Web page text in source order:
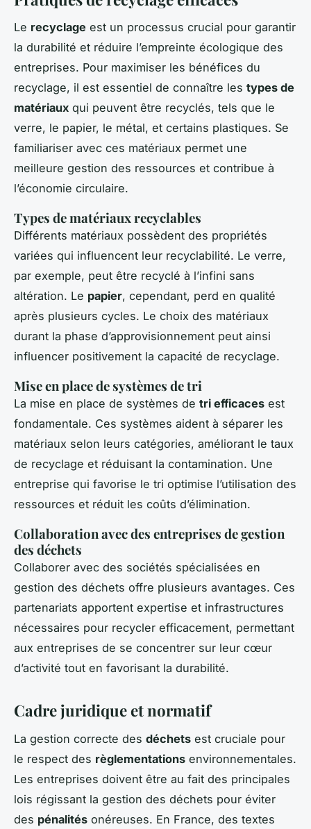
Le recyclage est un processus crucial pour garantir
la durabilité et réduire l’empreinte écologique des
entreprises. Pour maximiser les bénéfices du
recyclage, il est essentiel de connaître les types de
matériaux qui peuvent être recyclés, tels que le
verre, le papier, le métal, et certains plastiques. Se
familiariser avec ces matériaux permet une
meilleure gestion des ressources et contribue à
l’économie circulaire.
Types de matériaux recyclables
Différents matériaux possèdent des propriétés
variées qui influencent leur recyclabilité. Le verre,
par exemple, peut être recyclé à l’infini sans
altération. Le papier, cependant, perd en qualité
après plusieurs cycles. Le choix des matériaux
durant la phase d’approvisionnement peut ainsi
influencer positivement la capacité de recyclage.
Mise en place de systèmes de tri
La mise en place de systèmes de tri efficaces est
fondamentale. Ces systèmes aident à séparer les
matériaux selon leurs catégories, améliorant le taux
de recyclage et réduisant la contamination. Une
entreprise qui favorise le tri optimise l’utilisation des
ressources et réduit les coûts d’élimination.
Collaboration avec des entreprises de gestion
des déchets
Collaborer avec des sociétés spécialisées en
gestion des déchets offre plusieurs avantages. Ces
partenariats apportent expertise et infrastructures
nécessaires pour recycler efficacement, permettant
aux entreprises de se concentrer sur leur cœur
d’activité tout en favorisant la durabilité.
Cadre juridique et normatif
La gestion correcte des déchets est cruciale pour
le respect des règlementations environnementales.
Les entreprises doivent être au fait des principales
lois régissant la gestion des déchets pour éviter
des pénalités onéreuses. En France, des textes